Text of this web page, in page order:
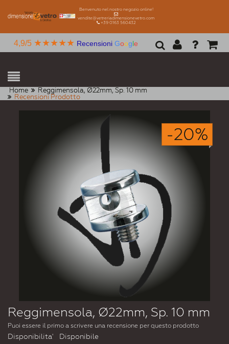
Benvenuto nel nostro negozio online!
vendite@vetreriadimensionevetro.com
+39 0163 560432
4,9/5 ★★★★★ Recensioni Google
Home
Reggimensola, Ø22mm, Sp. 10 mm
Recensioni Prodotto
-20%
Reggimensola, Ø22mm, Sp. 10 mm
Puoi essere il primo a scrivere una recensione per questo prodotto
Disponibilita'
Disponibile